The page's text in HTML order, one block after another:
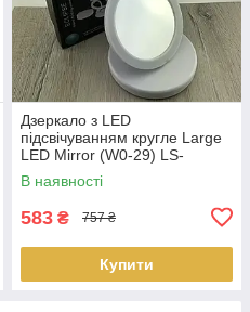
Дзеркало з LED
підсвічуванням кругле Large
LED Mirror (W0-29) LS-
010147
В наявності
583 ₴ 757 ₴
Купити